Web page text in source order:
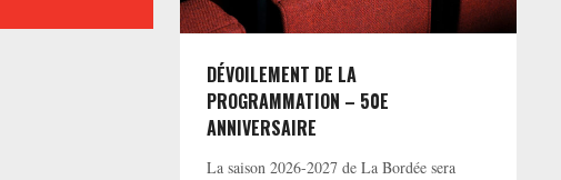
DÉVOILEMENT DE LA
PROGRAMMATION – 50E
ANNIVERSAIRE
La saison 2026-2027 de La Bordée sera